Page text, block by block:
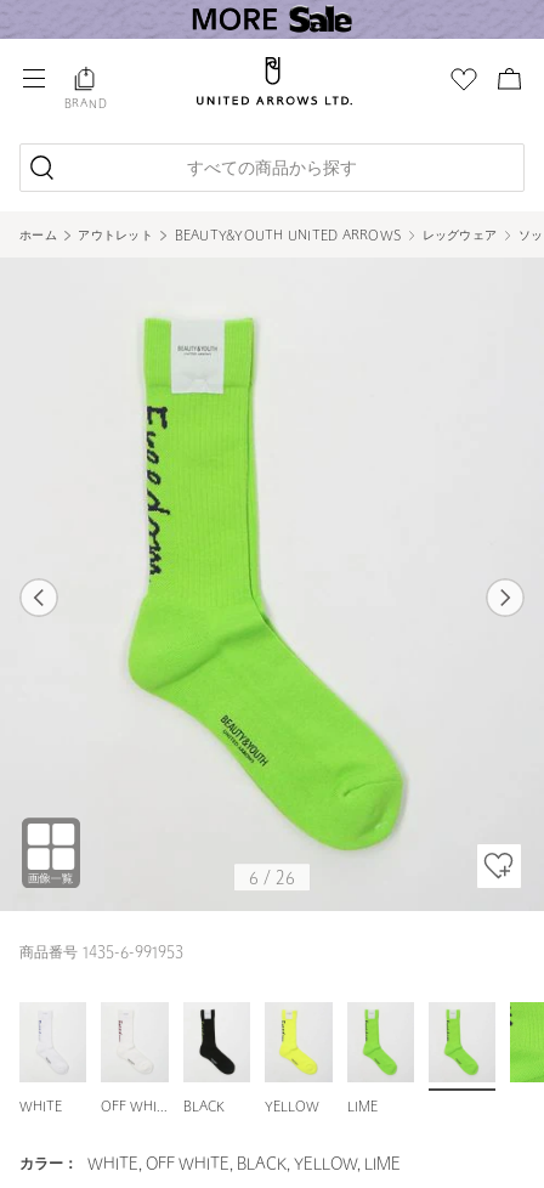
BRAND
すべての商品から探す
ホーム アウトレット BEAUTY&YOUTH UNITED ARROWS レッグウェア ソ
6 / 26
商品番号 1435-6-991953
WHITE BLACK YELLOW LIME
カラー： WHITE, OFF WHITE, BLACK, YELLOW, LIME
WHITE